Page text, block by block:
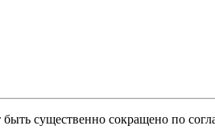
существенно сокращено по